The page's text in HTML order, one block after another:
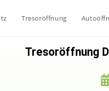
Tresoröffnung
Tresoröffnung